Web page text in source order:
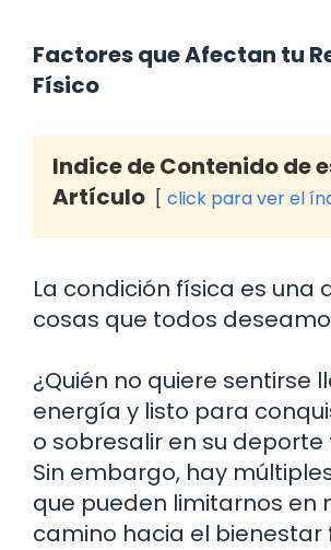
Factores que Afectan tu
Físico
Indice de Contenido de
Artículo
click para ver el
La condición física es una
cosas que todos
¿Quién no quiere sentirse
energía y listo para
o sobresalir en su deporte
Sin embargo, hay
que pueden limitarnos en
camino hacia el bienestar